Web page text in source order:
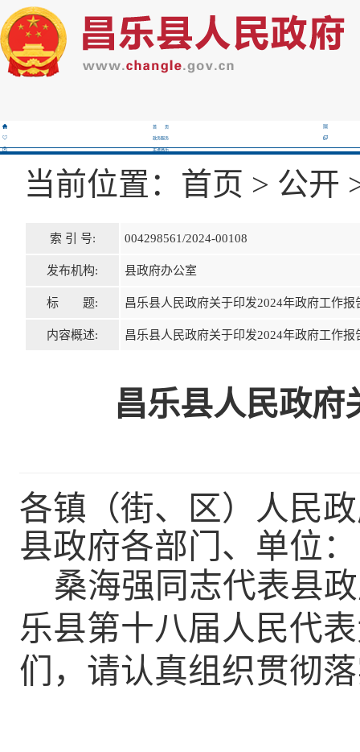
首 页
政务服务
走进昌乐
当前位置： 首页 > 公开
索 引 号: 004298561/2024-00108
发布机构: 县政府办公室
标 题: 昌乐县人民政府关于印发2024年政府工作报
内容概述: 昌乐县人民政府关于印发2024年政府工作报
昌乐县人民政府
各镇（街、区）人民
县政府各部门、单位：
桑海强 同志代表县
乐县第十八届人民代
们，请认真组织贯彻